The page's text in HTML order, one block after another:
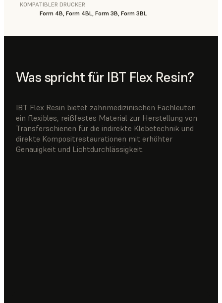
KOMPATIBLER DRUCKER
Form 4B, Form 4BL, Form 3B, Form 3BL
Was spricht für IBT Flex Resin?
IBT Flex Resin bietet zahnmedizinischen Fachleuten
ein flexibles, reißfestes Material zur Herstellung von
Transferschienen für die indirekte Klebetechnik und
direkte Kompositrestaurationen mit erhöhter
Genauigkeit und Lichtdurchlässigkeit.